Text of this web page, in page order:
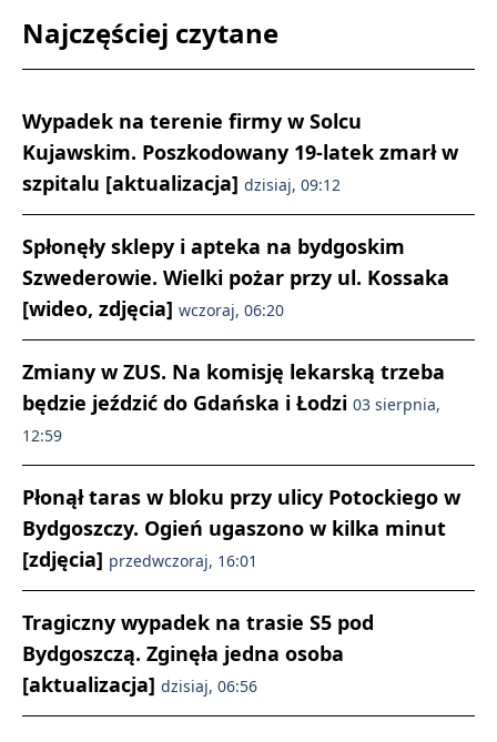
Najczęściej czytane
Wypadek na terenie firmy w Solcu
Kujawskim. Poszkodowany 19-latek zmarł w
szpitalu [aktualizacja] dzisiaj, 09:12
Spłonęły sklepy i apteka na bydgoskim
Szwederowie. Wielki pożar przy ul. Kossaka
[wideo, zdjęcia] wczoraj, 06:20
Zmiany w ZUS. Na komisję lekarską trzeba
będzie jeździć do Gdańska i Łodzi 03 sierpnia,
12:59
Płonął taras w bloku przy ulicy Potockiego w
Bydgoszczy. Ogień ugaszono w kilka minut
[zdjęcia] przedwczoraj, 16:01
Tragiczny wypadek na trasie S5 pod
Bydgoszczą. Zginęła jedna osoba
[aktualizacja] dzisiaj, 06:56